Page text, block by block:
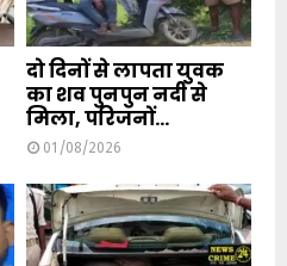
दो दिनों से लापता युवक
का शव पुनपुन नदी से
मिला, परिजनों...
01/08/2026